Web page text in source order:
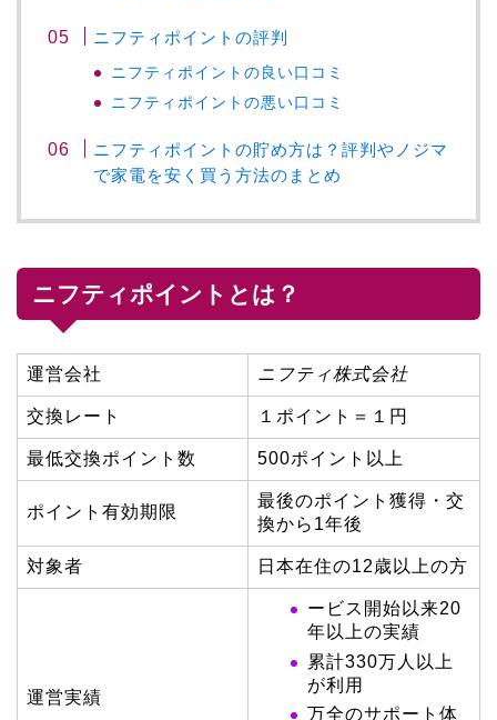
ニフティポイントの評判
ニフティポイントの良い口コミ
ニフティポイントの悪い口コミ
ニフティポイントの貯め方は？評判やノジマ
で家電を安く買う方法のまとめ
ニフティポイントとは？
運営会社 ニフティ株式会社
交換レート １ポイント＝１円
最低交換ポイント数 500ポイント以上
ポイント有効期限
最後のポイント獲得・交
換から1年後
対象者 日本在住の12歳以上の方
運営実績
ービス開始以来20
年以上の実績
累計330万人以上
が利用
万全のサポート体